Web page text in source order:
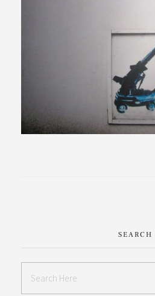
SEARCH